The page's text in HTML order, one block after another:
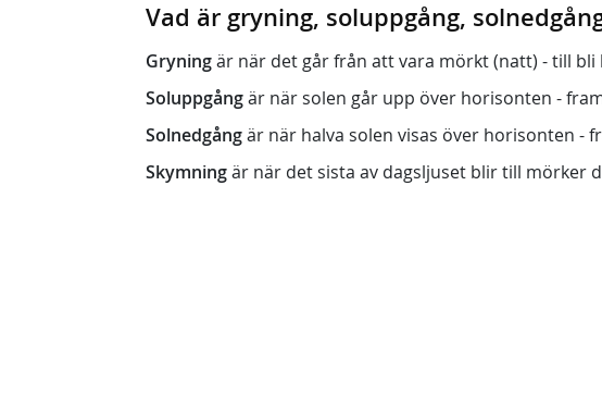
Vad är gryning, soluppgång,
Gryningär när det går från att vara mörkt (natt) - till
Soluppgångär när solen går upp över horisonten -
Solnedgångär när halva solen visas över horisonten -
Skymningär när det sista av dagsljuset blir till mörker